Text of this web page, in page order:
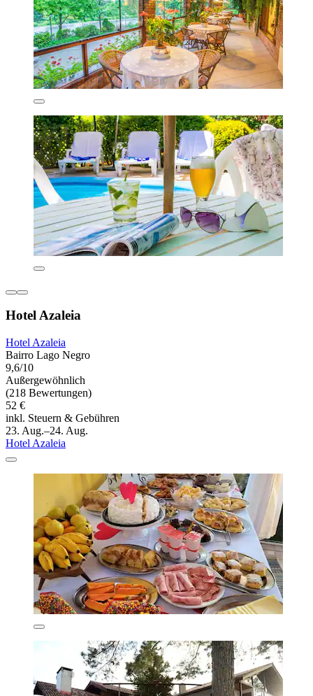
Hotel Azaleia
Hotel Azaleia
Bairro Lago Negro
9,6/10
Außergewöhnlich
(218 Bewertungen)
52 €
inkl. Steuern & Gebühren
23. Aug.–24. Aug.
Hotel Azaleia